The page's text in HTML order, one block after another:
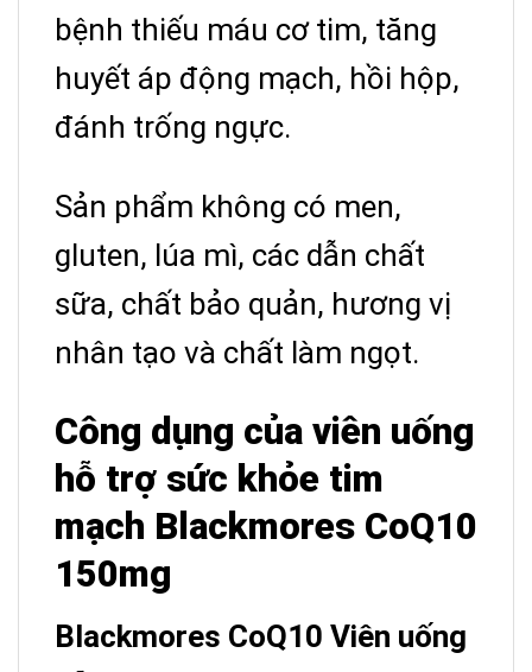
bệnh thiếu máu cơ tim, tăng
huyết áp động mạch, hồi hộp,
đánh trống ngực.
Sản phẩm không có men,
gluten, lúa mì, các dẫn chất
sữa, chất bảo quản, hương vị
nhân tạo và chất làm ngọt.
Công dụng của viên uống
hỗ trợ sức khỏe tim
mạch Blackmores CoQ10
150mg
Blackmores CoQ10 Viên uống